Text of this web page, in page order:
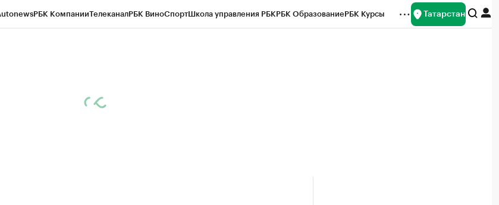
РБК КомпанииТелеканалРБК ВиноСпортШкола управления РБКРБК ОбразованиеРБК Курсы Татарстан